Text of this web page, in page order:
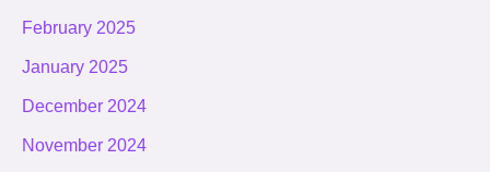
February 2025
January 2025
December 2024
November 2024